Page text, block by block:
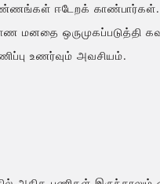
ஈடேறக் காண்பார்கள்.
மனதை
உணர்வும் அவசியம்.